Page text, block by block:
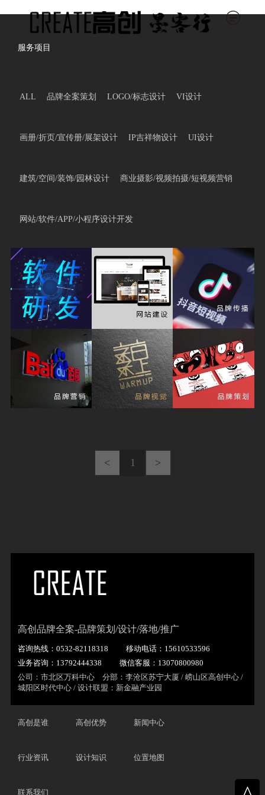
服务项目
ALL 品牌全案策划 LOGO/标志设计 VI设计
画册/折页/宣传册/展架设计 IP吉祥物设计 UI设计
建筑/空间/装饰/园林设计 商业摄影/视频拍摄/短视频营销
网站/软件/APP/小程序设计开发
< 1 >
高创品牌全案-品牌策划/设计/落地/推广
咨询热线：0532-82118318
移动电话：15610533596
业务咨询：13792444338
微信客服：13070800980
公司：市北区万科中心 分部：李沧区苏宁大厦 / 崂山区高创中心 /
城阳区时代中心 / 设计联盟：新金融产业园
高创是谁 高创优势 新闻中心
行业资讯 设计知识 位置地图
联系我们